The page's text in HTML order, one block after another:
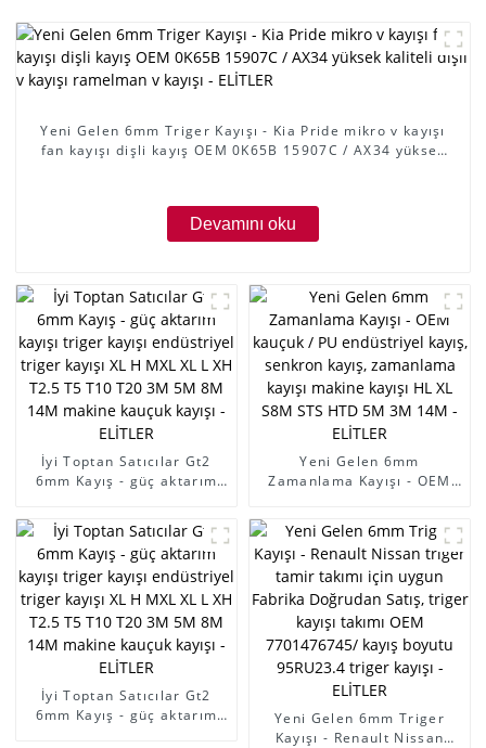
Yeni Gelen 6mm Triger Kayışı - Kia Pride mikro v kayışı
fan kayışı dişli kayış OEM 0K65B 15907C / AX34 yüksek
Devamını oku
İyi Toptan Satıcılar Gt2
6mm Kayış - güç aktarım
endüstriyel triger kayışı XL
H MXL XL L XH T2.5 T5 T10
T20 3M 5M 8M 14M makine
kauçuk kayışı - ELİTLER
Yeni Gelen 6mm
Zamanlama Kayışı - OEM
zamanlama kayışı makine
kayışı HL XL S8M STS HTD
5M 3M 14M - ELİTLER
İyi Toptan Satıcılar Gt2
6mm Kayış - güç aktarım
Yeni Gelen 6mm Triger
Kayışı - Renault Nissan